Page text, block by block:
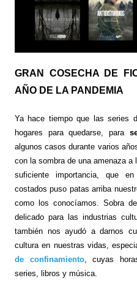
GRAN COSECHA DE
AÑO DE LA PANDEMIA
Ya hace tiempo que las series
hogares para quedarse, para
algunos casos durante varios
con la sombra de una amenaza
suficiente importancia, que
costados puso patas arriba
como los conocíamos. Sobra
delicado para las industrias
también nos ayudó a darnos
cultura en nuestras vidas,
de confinamiento, cuyas
series, libros y música.